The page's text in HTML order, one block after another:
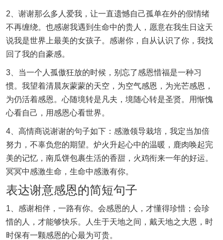
2、谢谢那么多人爱我，让一直遗憾自己孤单在外的假情绪
不再缠绕。也感谢我遇到生命中的贵人，愿意在我生日这天
说我是世界上最美的女孩子。感谢你，自从认识了你，我找
回了我的自豪感。
3、当一个人孤傲狂放的时候，别忘了感恩惜福是一种习
惯。我望着清晨灰蒙蒙的天空，为空气感恩，为光芒感恩，
为仍活着感恩。心随境转是凡夫，境随心转是圣贤。用惭愧
心看自己，用感恩心看世界。
4、高情商说谢谢的句子如下：感激领导栽培，我定当加倍
努力，不辜负您的期望。炉火升起心中的温暖，鹿肉唤起完
美的记忆，南瓜饼包裹生活的香甜，火鸡衔来一年的好运。
冥冥中感激生命，生命中感激有你。
表达谢意感恩的简短句子
1、感谢相伴，一路有你。会感恩的人，才懂得珍惜；会珍
惜的人，才能够快乐。人生于天地之间，戴天地之大恩，时
时保有一颗感恩的心最为可贵。